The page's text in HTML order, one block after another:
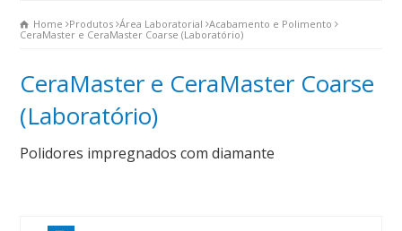
Home Produtos Área Laboratorial Acabamento e Polimento
CeraMaster e CeraMaster Coarse (Laboratório)
CeraMaster e CeraMaster Coarse
(Laboratório)
Polidores impregnados com diamante